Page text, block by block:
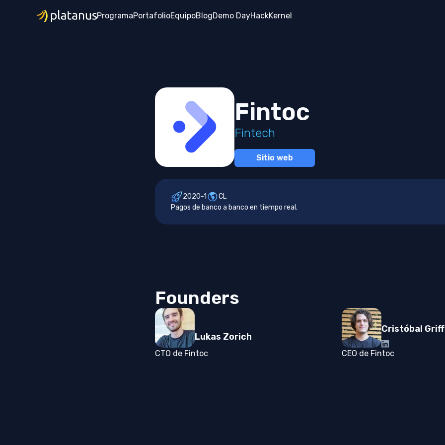
ProgramaPortafolioEquipoBlogDemo DayHackKernel
Fintoc
Fintech
Sitio web
2020-1
CL
Pagos de banco a banco en tiempo real.
Founders
Lukas Zorich
CTO de Fintoc
Cristóbal
CEO de Fintoc